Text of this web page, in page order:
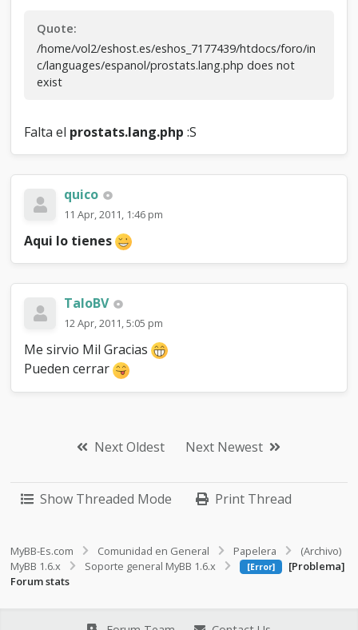
Quote:
/home/vol2/eshost.es/eshos_7177439/htdocs/foro/in
c/languages/espanol/prostats.lang.php does not
exist
Falta el prostats.lang.php :S
quico
11 Apr, 2011, 1:46 pm
Aqui lo tienes
TaloBV
12 Apr, 2011, 5:05 pm
Me sirvio Mil Gracias
Pueden cerrar
Next Oldest Next Newest
Show Threaded Mode Print Thread
MyBB-Es.com Comunidad en General Papelera
(Archivo)
MyBB 1.6.x
Soporte general MyBB 1.6.x [Error]
[Problema]
Forum stats